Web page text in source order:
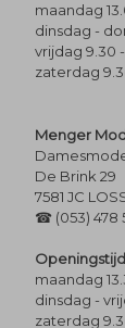
maandag
dinsdag -
vrijdag 9.30
zaterdag
Menger
De Brink 29
7581 JC
☎ (053) 478
maandag
dinsdag -
zaterdag